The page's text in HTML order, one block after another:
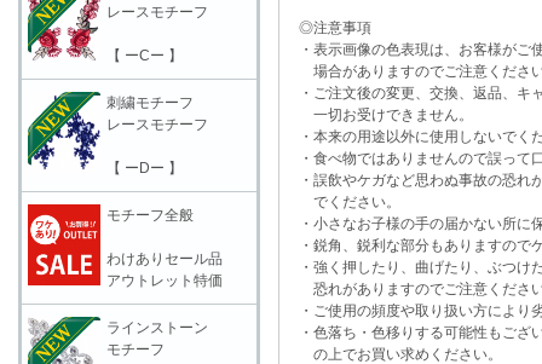
◎注意事項
・表示画像の色表現は、お客様がご
場合がありますのでご注意くださ
・ご注文後の変更、交換、返品、キ
一切お受けできません。
・本来の用途以外に使用しないでく
・食べ物ではありませんので誤って
・誤飲やケガなど思わぬ事故の恐れ
でください。
・小さなお子様の手の届かない所に
・鋭角、鋭利な部分もありますので
・強く押したり、曲げたり、ぶつけ
恐れがありますのでご注意くださ
・ご使用の頻度や取り扱い方により
・色落ち・色移りする可能性もござ
の上でお買い求めください。
レースモチーフ
【 ーCー 】
刺繍モチーフ
レースモチーフ
【 ーDー 】
モチーフ全般
わけありセール品
アウトレット特価
ラインストーン
モチーフ